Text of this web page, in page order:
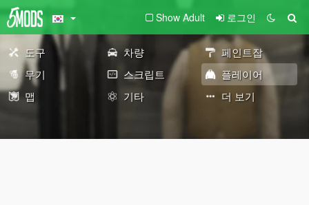
Show Adult 로그인
도구 차량
페인트잡
무기
스크립트
플레이어
맵
기타 더 보기